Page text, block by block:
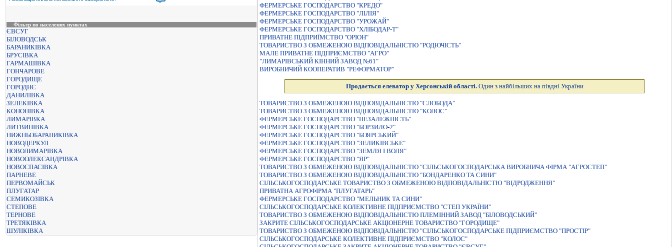
Фільтр по населених пунктах
ЄВСУГ
БІЛОВОДСЬК
БАРАНИКІВКА
БРУСІВКА
ГАРМАШІВКА
ГОНЧАРОВЕ
ГОРОДИЩЕ
ГОРОДНЄ
ДАНИЛІВКА
ЗЕЛЕКІВКА
КОНОНІВКА
ЛИМАРІВКА
ЛИТВИНІВКА
НИЖНЬОБАРАНИКІВКА
НОВОДЕРКУЛ
НОВОЛИМАРІВКА
НОВООЛЕКСАНДРІВКА
НОВОСПАСІВКА
ПАРНЕВЕ
ПЕРВОМАЙСЬК
ПЛУГАТАР
СЕМИКОЗІВКА
СТЕПОВЕ
ТЕРНОВЕ
ТРЕТЯКІВКА
ШУЛІКІВКА
ФЕРМЕРСЬКЕ ГОСПОДАРСТВО "КРЕДО"
ФЕРМЕРСЬКЕ ГОСПОДАРСТВО "ЛІЛІЯ"
ФЕРМЕРСЬКЕ ГОСПОДАРСТВО "УРОЖАЙ"
ФЕРМЕРСЬКЕ ГОСПОДАРСТВО "ХЛIБОДАР-Т"
ПРИВАТНЕ ПIДПРИЇМСТВО "ОРIОН"
ТОВАРИСТВО З ОБМЕЖЕНОЮ ВIДПОВIДАЛЬНIСТЮ "РОДЮЧIСТЬ"
МАЛЕ ПРИВАТНЕ ПIДПРИЄМСТВО "АГРО"
"ЛИМАРІВСЬКИЙ КІННИЙ ЗАВОД №61"
ВИРОБНИЧИЙ КООПЕРАТИВ "РЕФОРМАТОР"
Продається елеватор у Херсонській області. Один з найбільших на півдні України
ТОВАРИСТВО З ОБМЕЖЕНОЮ ВІДПОВІДАЛЬНІСТЮ "СЛОБОДА"
ТОВАРИСТВО З ОБМЕЖЕНОЮ ВІДПОВІДАЛЬНІСТЮ "КОЛОС"
ФЕРМЕРСЬКЕ ГОСПОДАРСТВО "НЕЗАЛЕЖНIСТЬ"
ФЕРМЕРСЬКЕ ГОСПОДАРСТВО "БОРЗИЛО-2"
ФЕРМЕРСЬКЕ ГОСПОДАРСТВО "БОЯРСЬКИЙ"
ФЕРМЕРСЬКЕ ГОСПОДАРСТВО "ЗЕЛИКІВСЬКЕ"
ФЕРМЕРСЬКЕ ГОСПОДАРСТВО "ЗЕМЛЯ I ВОЛЯ"
ФЕРМЕРСЬКЕ ГОСПОДАРСТВО "ЯР"
ТОВАРИСТВО З ОБМЕЖЕНОЮ ВІДПОВІДАЛЬНІСТЮ "СІЛЬСЬКОГОСПОДАРСЬКА ВИРОБНИЧА ФІРМА "АГРОСТЕП"
ТОВАРИСТВО З ОБМЕЖЕНОЮ ВIДПОВIДАЛЬНIСТЮ "БОНДАРЕНКО ТА СИНИ"
СІЛЬСЬКОГОСПОДАРСЬКЕ ТОВАРИСТВО З ОБМЕЖЕНОЮ ВІДПОВІДАЛЬНІСТЮ "ВІДРОДЖЕННЯ"
ПРИВАТНА АГРОФIРМА "ПЛУГАТАРЬ"
ФЕРМЕРСЬКЕ ГОСПОДАРСТВО "МЕЛЬНИК ТА СИНИ"
СIЛЬСЬКОГОСПОДАРСЬКЕ КОЛЕКТИВНЕ ПIДПРИЄМСТВО "СТЕП УКРАЇНИ"
ТОВАРИСТВО З ОБМЕЖЕНОЮ ВIДПОВIДАЛЬНIСТЮ ПЛЕМIННИЙ ЗАВОД "БIЛОВОДСЬКИЙ"
ЗАКРИТЕ СIЛЬСЬКОГОСПОДАРСЬКЕ АКЦIОНЕРНЕ ТОВАРИСТВО "ГОРОДИЩЕ"
ТОВАРИСТВО З ОБМЕЖЕНОЮ ВIДПОВIДАЛЬНIСТЮ "СIЛЬСЬКОГОСПОДАРСЬКЕ ПIДПРИЄМСТВО "ПРОСТIР"
СIЛЬСЬКОГОСПОДАРСЬКЕ КОЛЕКТИВНЕ ПIДПРИЄМСТВО "КОЛОС"